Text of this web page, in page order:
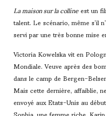
La maison sur la collineest un
talent. Le scénario, même s’il
servi par une très bonne mise
Victoria Kowelska vit en
Mondiale. Veuve après des
dans le camp de Bergen-
Mais cette dernière, affaiblie,
envoyé aux Etats-Unis au